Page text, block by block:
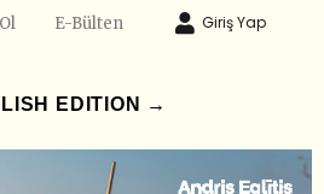
E-Bülten Giriş Yap
EDITION →